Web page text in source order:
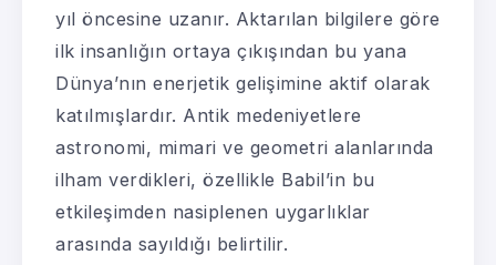
yıl öncesine uzanır. Aktarılan bilgilere göre
ilk insanlığın ortaya çıkışından bu yana
Dünya’nın enerjetik gelişimine aktif olarak
katılmışlardır. Antik medeniyetlere
astronomi, mimari ve geometri alanlarında
ilham verdikleri, özellikle Babil’in bu
etkileşimden nasiplenen uygarlıklar
arasında sayıldığı belirtilir.